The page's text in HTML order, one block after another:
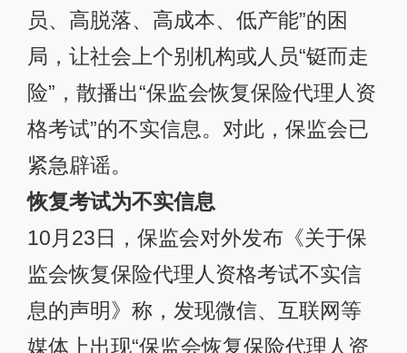
员、高脱落、高成本、低产能”的困
局，让社会上个别机构或人员“铤而走
险”，散播出“保监会恢复保险代理人资
格考试”的不实信息。对此，保监会已
紧急辟谣。
恢复考试为不实信息
10月23日，保监会对外发布《关于保
监会恢复保险代理人资格考试不实信
息的声明》称，发现微信、互联网等
媒体上出现“保监会恢复保险代理人资